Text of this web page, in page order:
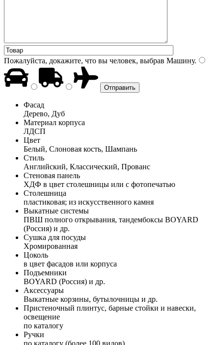
Пожалуйста, докажите, что вы человек, выбрав Машину.
Фасад
Дерево, Дуб
Материал корпуса
ЛДСП
Цвет
Белый, Слоновая кость, Шампань
Стиль
Английский, Классический, Прованс
Стеновая панель
ХДФ в цвет столешницы или с фотопечатью
Столешница
пластиковая; из искусственного камня
Выкатные системы
ПВШ полного открывания, тандембоксы BOYARD
(Россия) и др.
Сушка для посуды
Хромированная
Цоколь
в цвет фасадов или корпуса
Подъемники
BOYARD (Россия) и др.
Аксессуары
Выкатные корзины, бутылочницы и др.
Пристеночный плинтус, барные стойки и навески,
освещение
по каталогу
Ручки
по каталогу (более 100 видов)